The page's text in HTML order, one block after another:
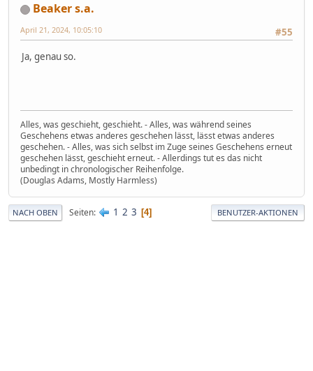
Beaker s.a.
#55
April 21, 2024, 10:05:10
Ja, genau so.
Alles, was geschieht, geschieht. - Alles, was während seines
Geschehens etwas anderes geschehen lässt, lässt etwas anderes
geschehen. - Alles, was sich selbst im Zuge seines Geschehens erneut
geschehen lässt, geschieht erneut. - Allerdings tut es das nicht
unbedingt in chronologischer Reihenfolge.
(Douglas Adams, Mostly Harmless)
NACH OBEN Seiten 1 2 3 4 BENUTZER-AKTIONEN